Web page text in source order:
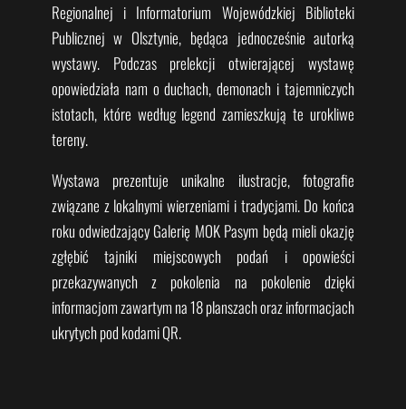
Regionalnej i Informatorium Wojewódzkiej Biblioteki
Publicznej w Olsztynie, będąca jednocześnie autorką
wystawy. Podczas prelekcji otwierającej wystawę
opowiedziała nam o duchach, demonach i tajemniczych
istotach, które według legend zamieszkują te urokliwe
tereny.
Wystawa prezentuje unikalne ilustracje, fotografie
związane z lokalnymi wierzeniami i tradycjami. Do końca
roku odwiedzający Galerię MOK Pasym będą mieli okazję
zgłębić tajniki miejscowych podań i opowieści
przekazywanych z pokolenia na pokolenie dzięki
informacjom zawartym na 18 planszach oraz informacjach
ukrytych pod kodami QR.